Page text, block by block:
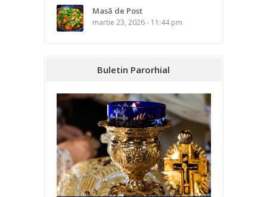
Masă de Post
martie 23, 2026 - 11:44 pm
Buletin Parorhial